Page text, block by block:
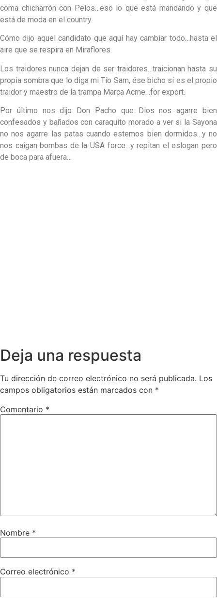
coma chicharrón con Pelos…eso lo que está mandando y que
está de moda en el country.
Cómo dijo aquel candidato que aquí hay cambiar todo…hasta el
aire que se respira en Miraflores.
Los traidores nunca dejan de ser traidores…traicionan hasta su
propia sombra que lo diga mi Tío Sam, ése bicho sí es el propio
traidor y maestro de la trampa Marca Acme…for export.
Por último nos dijo Don Pacho que Dios nos agarre bien
confesados y bañados con caraquito morado a ver si la Sayona
no nos agarre las patas cuando estemos bien dormidos…y no
nos caigan bombas de la USA force…y repitan el eslogan pero
de boca para afuera…
Deja una respuesta
Tu dirección de correo electrónico no será publicada. Los
campos obligatorios están marcados con *
Comentario *
Nombre *
Correo electrónico *